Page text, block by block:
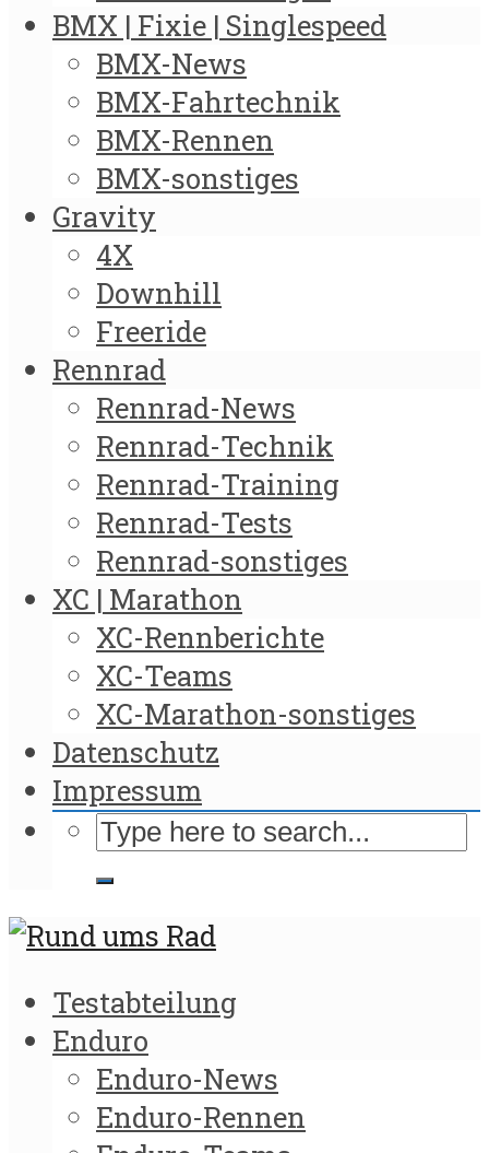
BMX | Fixie | Singlespeed
BMX-News
BMX-Fahrtechnik
BMX-Rennen
BMX-sonstiges
Gravity
4X
Downhill
Freeride
Rennrad
Rennrad-News
Rennrad-Technik
Rennrad-Training
Rennrad-Tests
Rennrad-sonstiges
XC | Marathon
XC-Rennberichte
XC-Teams
XC-Marathon-sonstiges
Datenschutz
Impressum
Testabteilung
Enduro
Enduro-News
Enduro-Rennen